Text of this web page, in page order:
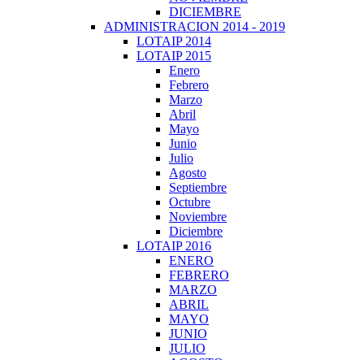
DICIEMBRE
ADMINISTRACION 2014 - 2019
LOTAIP 2014
LOTAIP 2015
Enero
Febrero
Marzo
Abril
Mayo
Junio
Julio
Agosto
Septiembre
Octubre
Noviembre
Diciembre
LOTAIP 2016
ENERO
FEBRERO
MARZO
ABRIL
MAYO
JUNIO
JULIO